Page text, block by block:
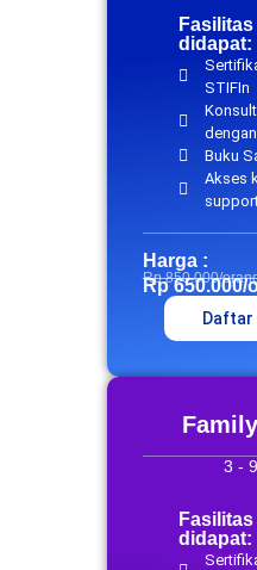
didapat:
STIFIn
Buku
Akses
Harga :
Rp 850.000/
Rp 650.000/
Daftar
3 -
didapat: